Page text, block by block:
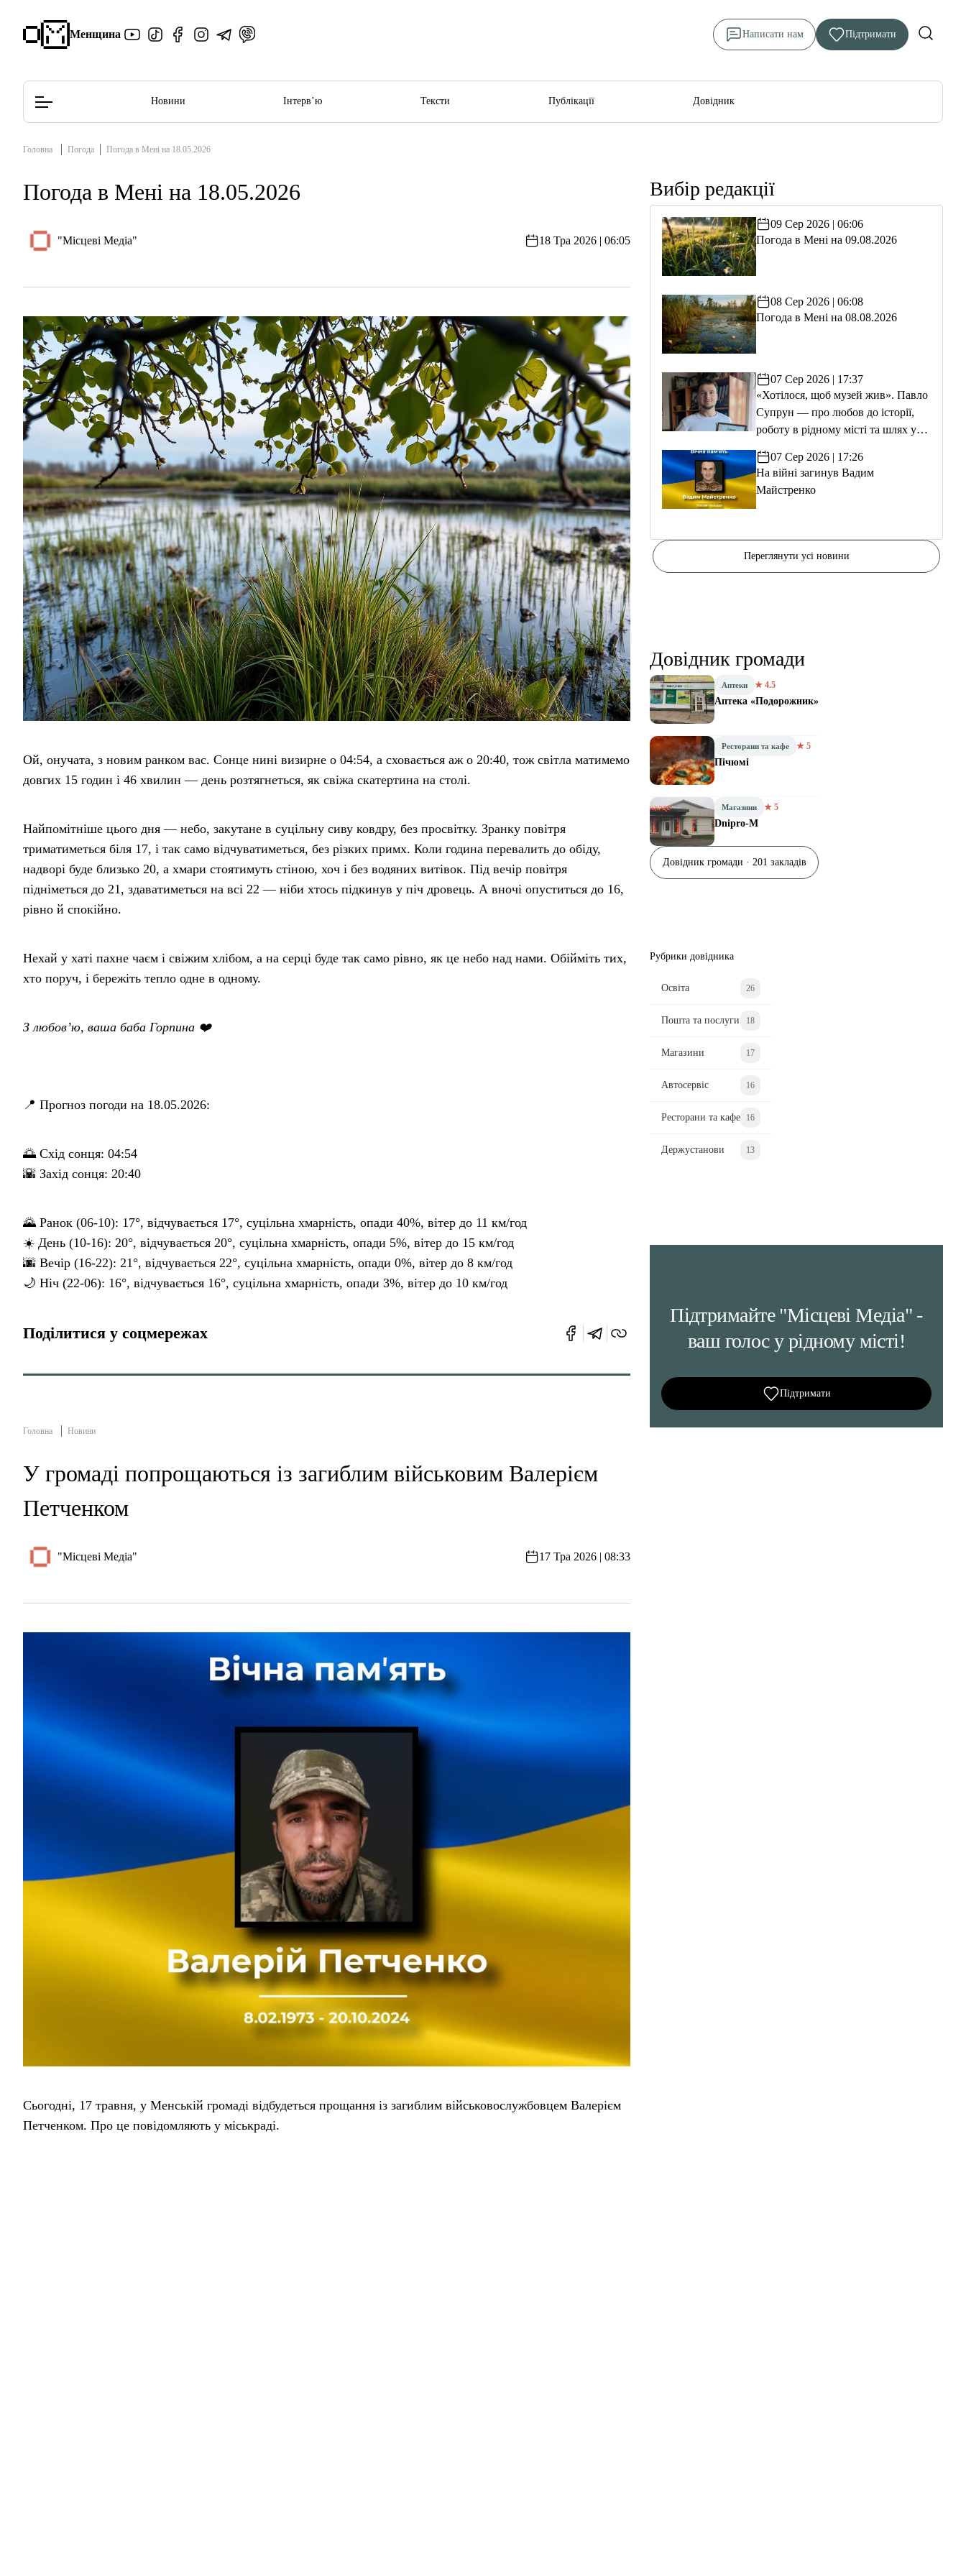
Менщина Написати нам Підтримати
Редакційна політика
Новини Інтерв’ю Тексти Публікації Довідник
Головна Погода Погода в Мені на 18.05.2026
Погода в Мені на 18.05.2026
"Місцеві Медіа" 18 Тра 2026 | 06:05
Ой, онучата, з новим ранком вас. Сонце нині визирне о 04:54, а сховається аж о 20:40, тож світла матимемо
довгих 15 годин і 46 хвилин — день розтягнеться, як свіжа скатертина на столі.
Найпомітніше цього дня — небо, закутане в суцільну сиву ковдру, без просвітку. Зранку повітря
триматиметься біля 17, і так само відчуватиметься, без різких примх. Коли година перевалить до обіду,
надворі буде близько 20, а хмари стоятимуть стіною, хоч і без водяних витівок. Під вечір повітря
підніметься до 21, здаватиметься на всі 22 — ніби хтось підкинув у піч дровець. А вночі опуститься до 16,
рівно й спокійно.
Нехай у хаті пахне чаєм і свіжим хлібом, а на серці буде так само рівно, як це небо над нами. Обійміть тих,
хто поруч, і бережіть тепло одне в одному.
З любов’ю, ваша баба Горпина ❤️
📍 Прогноз погоди на 18.05.2026:
🌅 Схід сонця: 04:54
🌇 Захід сонця: 20:40
🌄 Ранок (06-10): 17°, відчувається 17°, суцільна хмарність, опади 40%, вітер до 11 км/год
☀️ День (10-16): 20°, відчувається 20°, суцільна хмарність, опади 5%, вітер до 15 км/год
🌆 Вечір (16-22): 21°, відчувається 22°, суцільна хмарність, опади 0%, вітер до 8 км/год
🌙 Ніч (22-06): 16°, відчувається 16°, суцільна хмарність, опади 3%, вітер до 10 км/год
Поділитися у соцмережах
Головна Новини
У громаді попрощаються із загиблим військовим Валерієм
Петченком
"Місцеві Медіа" 17 Тра 2026 | 08:33
Сьогодні, 17 травня, у Менській громаді відбудеться прощання із загиблим військовослужбовцем Валерієм
Петченком. Про це повідомляють у міськраді.
Вибір редакції
09 Сер 2026 | 06:06
Погода в Мені на 09.08.2026
08 Сер 2026 | 06:08
Погода в Мені на 08.08.2026
07 Сер 2026 | 17:37
«Хотілося, щоб музей жив». Павло
Супрун — про любов до історії,
роботу в рідному місті та шлях у
07 Сер 2026 | 17:26
На війні загинув Вадим
Майстренко
Переглянути усі новини
Довідник громади
Аптеки ★ 4.5
Аптека «Подорожник»
Ресторани та кафе ★ 5
Пічюмі
Магазини ★ 5
Dnipro-M
Довідник громади · 201 закладів
Рубрики довідника
Освіта 26
Пошта та послуги 18
Магазини 17
Автосервіс 16
Ресторани та кафе 16
Держустанови 13
Підтримайте "Місцеві Медіа" -
ваш голос у рідному місті!
Підтримати